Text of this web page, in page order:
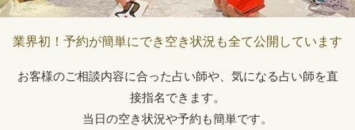
業界初！予約が簡単にでき空き状況も全て公開しています
お客様のご相談内容に合った占い師や、気になる占い師を直
接指名できます。
当日の空き状況や予約も簡単です。